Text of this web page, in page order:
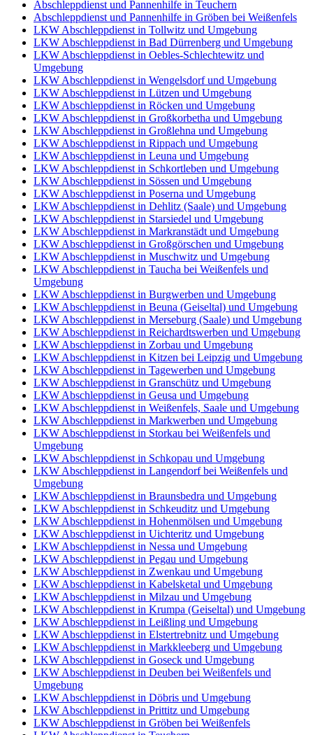
Abschleppdienst und Pannenhilfe in Teuchern
Abschleppdienst und Pannenhilfe in Gröben bei Weißenfels
LKW Abschleppdienst in Tollwitz und Umgebung
LKW Abschleppdienst in Bad Dürrenberg und Umgebung
LKW Abschleppdienst in Oebles-Schlechtewitz und
Umgebung
LKW Abschleppdienst in Wengelsdorf und Umgebung
LKW Abschleppdienst in Lützen und Umgebung
LKW Abschleppdienst in Röcken und Umgebung
LKW Abschleppdienst in Großkorbetha und Umgebung
LKW Abschleppdienst in Großlehna und Umgebung
LKW Abschleppdienst in Rippach und Umgebung
LKW Abschleppdienst in Leuna und Umgebung
LKW Abschleppdienst in Schkortleben und Umgebung
LKW Abschleppdienst in Sössen und Umgebung
LKW Abschleppdienst in Poserna und Umgebung
LKW Abschleppdienst in Dehlitz (Saale) und Umgebung
LKW Abschleppdienst in Starsiedel und Umgebung
LKW Abschleppdienst in Markranstädt und Umgebung
LKW Abschleppdienst in Großgörschen und Umgebung
LKW Abschleppdienst in Muschwitz und Umgebung
LKW Abschleppdienst in Taucha bei Weißenfels und
Umgebung
LKW Abschleppdienst in Burgwerben und Umgebung
LKW Abschleppdienst in Beuna (Geiseltal) und Umgebung
LKW Abschleppdienst in Merseburg (Saale) und Umgebung
LKW Abschleppdienst in Reichardtswerben und Umgebung
LKW Abschleppdienst in Zorbau und Umgebung
LKW Abschleppdienst in Kitzen bei Leipzig und Umgebung
LKW Abschleppdienst in Tagewerben und Umgebung
LKW Abschleppdienst in Granschütz und Umgebung
LKW Abschleppdienst in Geusa und Umgebung
LKW Abschleppdienst in Weißenfels, Saale und Umgebung
LKW Abschleppdienst in Markwerben und Umgebung
LKW Abschleppdienst in Storkau bei Weißenfels und
Umgebung
LKW Abschleppdienst in Schkopau und Umgebung
LKW Abschleppdienst in Langendorf bei Weißenfels und
Umgebung
LKW Abschleppdienst in Braunsbedra und Umgebung
LKW Abschleppdienst in Schkeuditz und Umgebung
LKW Abschleppdienst in Hohenmölsen und Umgebung
LKW Abschleppdienst in Uichteritz und Umgebung
LKW Abschleppdienst in Nessa und Umgebung
LKW Abschleppdienst in Pegau und Umgebung
LKW Abschleppdienst in Zwenkau und Umgebung
LKW Abschleppdienst in Kabelsketal und Umgebung
LKW Abschleppdienst in Milzau und Umgebung
LKW Abschleppdienst in Krumpa (Geiseltal) und Umgebung
LKW Abschleppdienst in Leißling und Umgebung
LKW Abschleppdienst in Elstertrebnitz und Umgebung
LKW Abschleppdienst in Markkleeberg und Umgebung
LKW Abschleppdienst in Goseck und Umgebung
LKW Abschleppdienst in Deuben bei Weißenfels und
Umgebung
LKW Abschleppdienst in Döbris und Umgebung
LKW Abschleppdienst in Prittitz und Umgebung
LKW Abschleppdienst in Gröben bei Weißenfels